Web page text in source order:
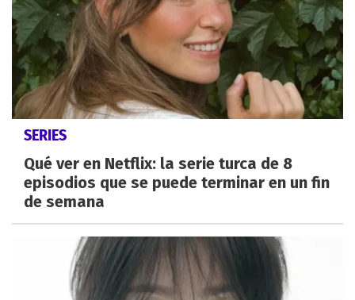
SERIES
Qué ver en Netflix: la serie turca de 8
episodios que se puede terminar en un fin
de semana